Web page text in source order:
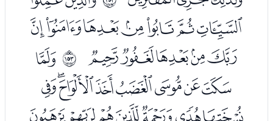
ﮜﮝﮞﮟﮠﮡﮢ
ﮣﮤﮥﮦﮧ ﲘ ﮩ
ﮪﮫﮬﮭﮮﮯﮰﮱ